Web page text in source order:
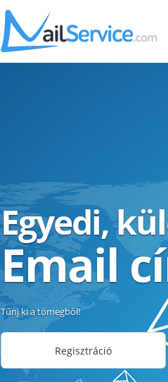
Egyedi,
Email
Tűnj ki a tömegből!
Regisztráció